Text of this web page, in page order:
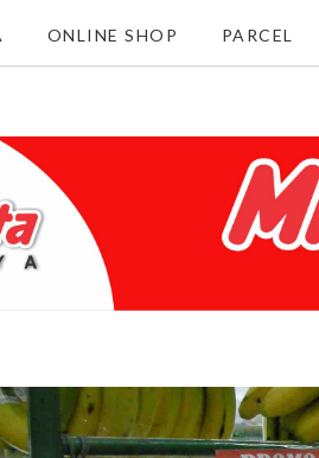
ONLINE SHOP PARCEL